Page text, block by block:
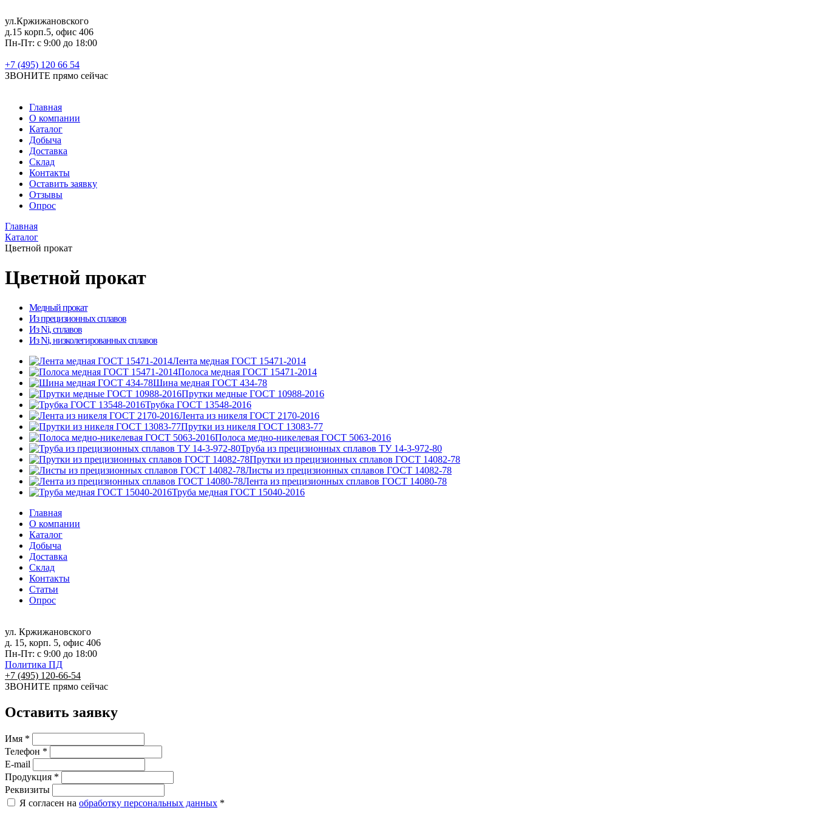
ул.Кржижановского
д.15 корп.5, офис 406
Пн-Пт: с 9:00 до 18:00
+7 (495) 120 66 54
ЗВОНИТЕ прямо сейчас
Главная
О компании
Каталог
Добыча
Доставка
Склад
Контакты
Оставить заявку
Отзывы
Опрос
Главная
Каталог
Цветной прокат
Цветной прокат
Медный прокат
Из прецизионных сплавов
Из Ni, сплавов
Из Ni, низколегированных сплавов
Лента медная ГОСТ 15471-2014
Полоса медная ГОСТ 15471-2014
Шина медная ГОСТ 434-78
Прутки медные ГОСТ 10988-2016
Трубка ГОСТ 13548-2016
Лента из никеля ГОСТ 2170-2016
Прутки из никеля ГОСТ 13083-77
Полоса медно-никелевая ГОСТ 5063-2016
Труба из прецизионных сплавов ТУ 14-3-972-80
Прутки из прецизионных сплавов ГОСТ 14082-78
Листы из прецизионных сплавов ГОСТ 14082-78
Лента из прецизионных сплавов ГОСТ 14080-78
Труба медная ГОСТ 15040-2016
Главная
О компании
Каталог
Добыча
Доставка
Склад
Контакты
Статьи
Опрос
ул. Кржижановского
д. 15, корп. 5, офис 406
Пн-Пт: с 9:00 до 18:00
Политика ПД
+7 (495) 120-66-54
ЗВОНИТЕ прямо сейчас
Оставить заявку
Имя *
Телефон *
E-mail
Продукция *
Реквизиты
Я согласен на обработку персональных данных *